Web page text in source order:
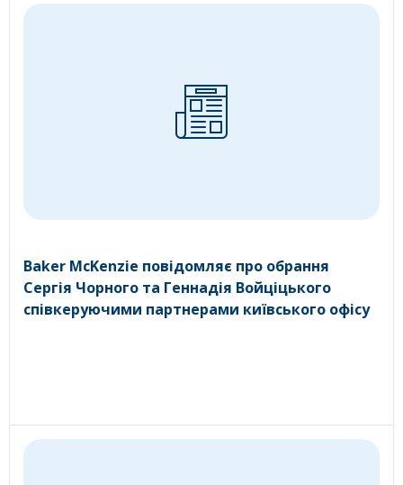
Baker McKenzie повідомляє про обрання
Сергія Чорного та Геннадія Войціцького
співкеруючими партнерами київського офісу